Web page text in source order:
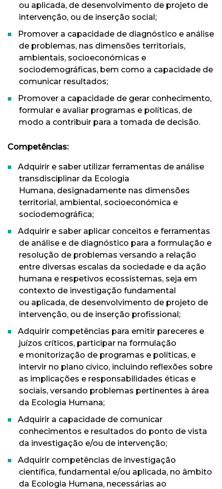
ou aplicada, de desenvolvimento de projeto de
intervenção, ou de inserção social;
Promover a capacidade de diagnóstico e análise
de problemas, nas dimensões territoriais,
ambientais, socioeconómicas e
sociodemográficas, bem como a capacidade de
comunicar resultados;
Promover a capacidade de gerar conhecimento,
formular e avaliar programas e políticas, de
modo a contribuir para a tomada de decisão.
Competências:
Adquirir e saber utilizar ferramentas de análise
transdisciplinar da Ecologia
Humana, designadamente nas dimensões
territorial, ambiental, socioeconómica e
sociodemográfica;
Adquirir e saber aplicar conceitos e ferramentas
de análise e de diagnóstico para a formulação e
resolução de problemas versando a relação
entre diversas escalas da sociedade e da ação
humana e respetivos ecossistemas, seja em
contexto de investigação fundamental
ou aplicada, de desenvolvimento de projeto de
intervenção, ou de inserção profissional;
Adquirir competências para emitir pareceres e
juízos críticos, participar na formulação
e monitorização de programas e políticas, e
intervir no plano cívico, incluindo reflexões sobre
as implicações e responsabilidades éticas e
sociais, versando problemas pertinentes à área
da Ecologia Humana;
Adquirir a capacidade de comunicar
conhecimentos e resultados do ponto de vista
da investigação e/ou de intervenção;
Adquirir competências de investigação
científica, fundamental e/ou aplicada, no âmbito
da Ecologia Humana, necessárias ao